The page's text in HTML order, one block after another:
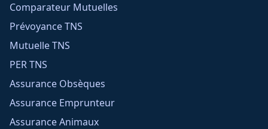
Comparateur Mutuelles
Prévoyance TNS
Mutuelle TNS
PER TNS
Assurance Obsèques
Assurance Emprunteur
Assurance Animaux